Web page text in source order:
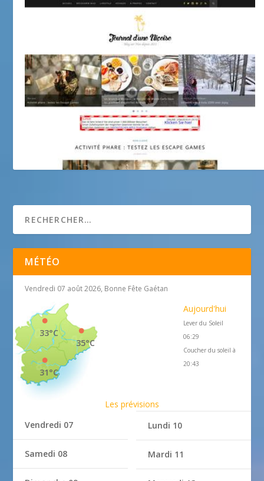
MÉTÉO
Vendredi 07 août 2026, Bonne Fête Gaétan
35°C
33°C
31°C
Aujourd'hui
Lever du Soleil
06:29
Coucher du soleil à
20:43
Les prévisions
Vendredi 07
Samedi 08
Lundi 10
Mardi 11